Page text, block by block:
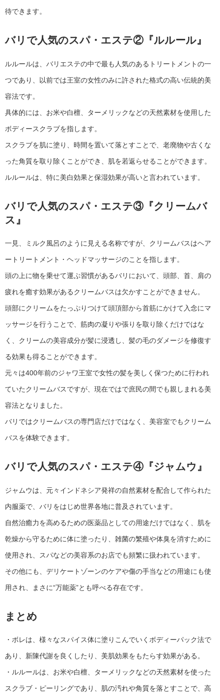
待できます。
バリで人気のスパ・エステ②『ルルール』
ルルールは、バリエステの中で最も人気のあるトリートメントの一
つであり、以前では王室の女性のみに許された格式の高い伝統的美
容法です。
具体的には、お米や白檀、ターメリックなどの天然素材を使用した
ボディースクラブを指します。
スクラブを肌に塗り、時間を置いて落とすことで、老廃物や古くな
った角質を取り除くことができ、肌を若返らせることができます。
ルルールは、特に美白効果と保湿効果が高いと言われています。
バリで人気のスパ・エステ③『クリームバ
ス』
一見、ミルク風呂のように見える名称ですが、クリームバスはヘア
ートリートメント・ヘッドマッサージのことを指します。
頭の上に物を乗せて運ぶ習慣があるバリにおいて、頭部、首、肩の
疲れを癒す効果があるクリームバスは欠かすことができません。
頭部にクリームをたっぷりつけて頭頂部から首筋にかけて入念にマ
ッサージを行うことで、筋肉の凝りや張りを取り除くだけではな
く、クリームの美容成分が髪に浸透し、髪の毛のダメージを修復す
る効果も得ることができます。
元々は400年前のジャワ王室で女性の髪を美しく保つために行われ
ていたクリームバスですが、現在ではで庶民の間でも親しまれる美
容法となりました。
バリではクリームバスの専門店だけではなく、美容室でもクリーム
バスを体験できます。
バリで人気のスパ・エステ④『ジャムウ』
ジャムウは、元々インドネシア発祥の自然素材を配合して作られた
内服薬で、バリをはじめ世界各地に普及されています。
自然治癒力を高めるための医薬品としての用途だけではなく、肌を
乾燥から守るために体に塗ったり、雑菌の繁殖や体臭を消すために
使用され、スパなどの美容系のお店でも頻繁に扱われています。
その他にも、デリケートゾーンのケアや傷の手当などの用途にも使
用され、まさに“万能薬”とも呼べる存在です。
まとめ
・ボレは、様々なスパイス体に塗りこんでいくボディーパック法で
あり、新陳代謝を良くしたり、美肌効果をもたらす効果がある。
・ルルールは、お米や白檀、ターメリックなどの天然素材を使った
スクラブ・ピーリングであり、肌の汚れや角質を落とすことで、高